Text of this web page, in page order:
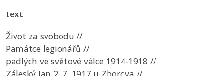
text
Život za svobodu //
Památce legionářů //
padlých ve světové válce 1914-1918 //